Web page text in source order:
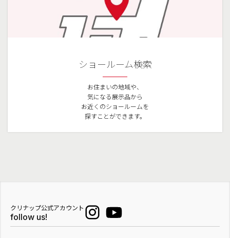
ショールーム検索
お住まいの地域や、
気になる展示品から
お近くのショールームを
探すことができます。
クリナップ公式アカウント
follow us!